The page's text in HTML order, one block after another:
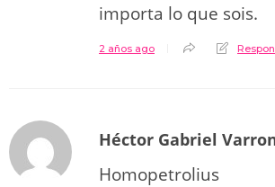
importa lo que sois.
2 años ago
Héctor Gabriel
Homopetrolius